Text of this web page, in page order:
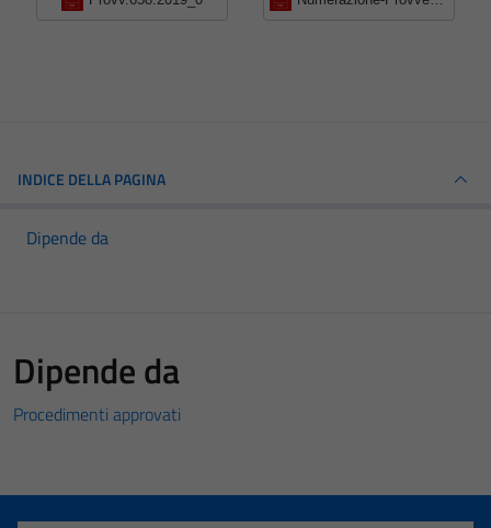
INDICE DELLA PAGINA
Dipende da
Dipende da
Procedimenti approvati